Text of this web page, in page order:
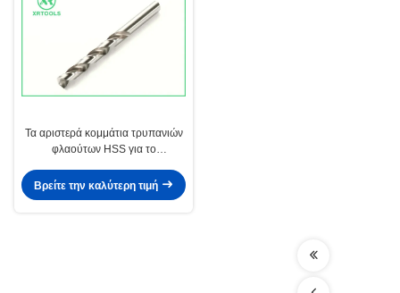
Τα αριστερά κομμάτια τρυπανιών
φλαούτων HSS για το
ευθεία κνήμη DIN 338
Βρείτε την καλύτερη τιμή